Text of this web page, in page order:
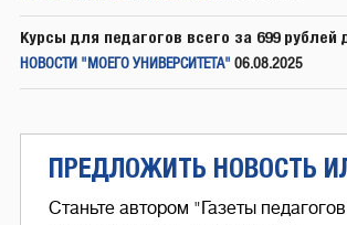
Курсы для педагогов всего за 699 рублей
НОВОСТИ "МОЕГО УНИВЕРСИТЕТА" 06.08.2025
ПРЕДЛОЖИТЬ НОВОСТЬ
Станьте автором "Газеты